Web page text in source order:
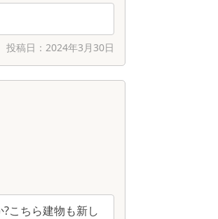
投稿日： 2024年3月30日
こちら建物も新し